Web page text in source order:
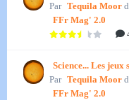
Par Tequila Moor
FFr Mag' 2.0
Science... Les jeux
Par Tequila Moor
FFr Mag' 2.0